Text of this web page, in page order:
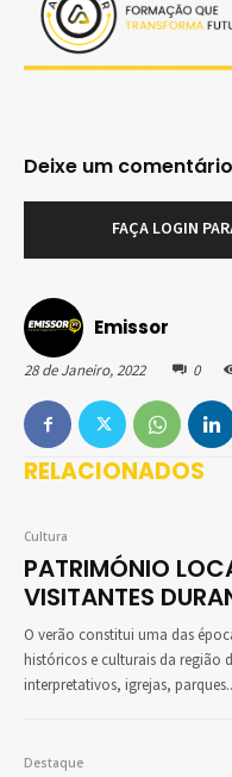
Emissor
28 de Janeiro, 2022 0
RELACIONADOS
Cultura
PATRIMÓNIO
VISITANTES
O verão constitui uma das
históricos e culturais da região
interpretativos, igrejas,
Destaque
Deixe um comentário
FAÇA LOGIN